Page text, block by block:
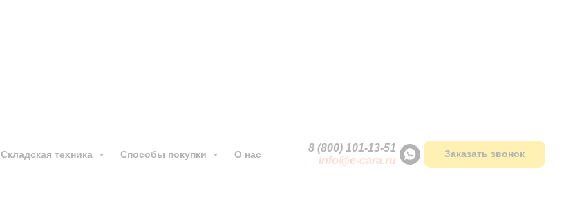
Складская техника Способы покупки О нас
8 (800) 101-13-51
info@e-cara.ru
Заказать звонок
В НАЛИЧИИ